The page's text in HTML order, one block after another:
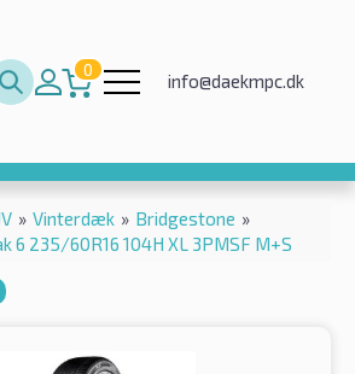
0
info@daekmpc.dk
» Vinterdæk » Bridgestone »
6 235/60R16 104H XL 3PMSF M+S